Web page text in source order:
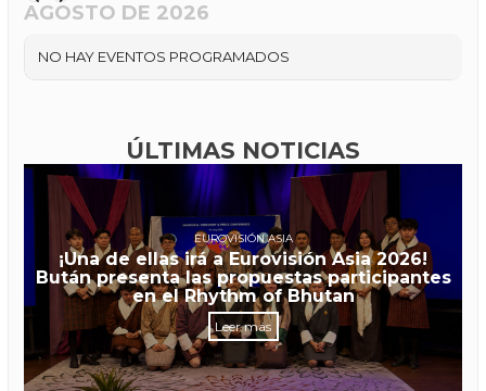
AGOSTO DE 2026
NO HAY EVENTOS PROGRAMADOS
ÚLTIMAS NOTICIAS
EUROVISIÓN ASIA
¡Una de ellas irá a Eurovisión Asia 2026!
Bután presenta las propuestas participantes
en el Rhythm of Bhutan
Leer más